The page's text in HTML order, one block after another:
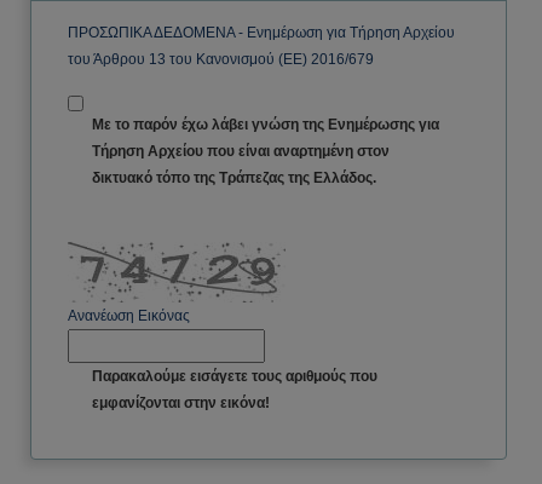
ΠΡΟΣΩΠΙΚΑ ΔΕΔΟΜΕΝΑ - Ενημέρωση για Τήρηση Αρχείου
του Άρθρου 13 του Κανονισμού (ΕΕ) 2016/679
Με το παρόν έχω λάβει γνώση της Ενημέρωσης για
Τήρηση Αρχείου που είναι αναρτημένη στον
δικτυακό τόπο της Τράπεζας της Ελλάδος.
Ανανέωση Εικόνας
Παρακαλούμε εισάγετε τους αριθμούς που
εμφανίζονται στην εικόνα!